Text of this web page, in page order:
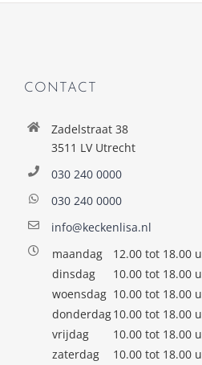
CONTACT
Zadelstraat 38
3511 LV Utrecht
030 240 0000
030 240 0000
info@keckenlisa.nl
maandag
12.00 tot 18.00 u
dinsdag
10.00 tot 18.00 u
woensdag 10.00 tot 18.00 u
donderdag10.00 tot 18.00 u
vrijdag
10.00 tot 18.00 u
zaterdag
10.00 tot 18.00 u